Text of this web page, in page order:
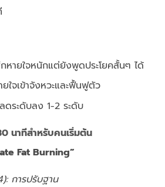
กหายใจหนักแต่ยังพูดประโยคสั้นๆ ได้
ใจเข้าจังหวะและฟื้นฟูตัว
ดระดับลง 1-2 ระดับ
นาทีสำหรับคนเริ่มต้น
Fat Burning”
การปรับฐาน